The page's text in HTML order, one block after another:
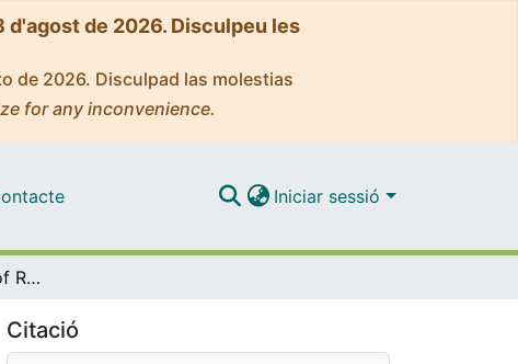
de 2026. Disculpeu les
de 2026. Disculpad las molestias
for any inconvenience.
Iniciar sessió
Nanoscale Mapping of Recombinant Viral Proteins: From Cells to Virus-Like Particles
Citació